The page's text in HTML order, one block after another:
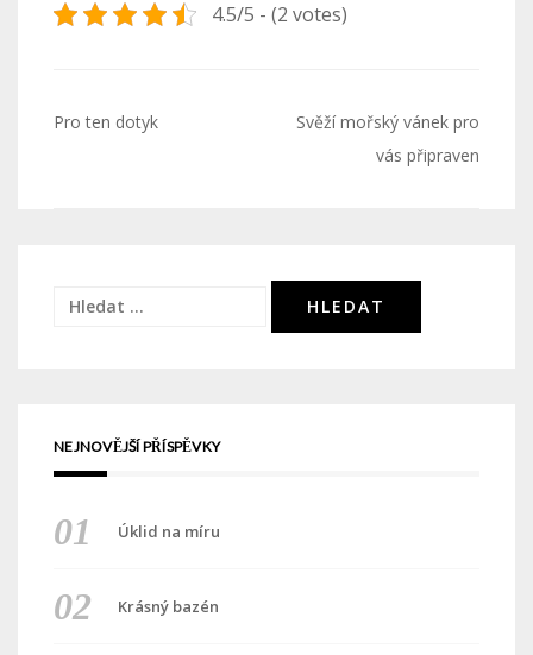
4.5/5 - (2 votes)
Navigace
Pro ten dotyk
Svěží mořský vánek pro
vás připraven
Vyhledávání
NEJNOVĚJŠÍ PŘÍSPĚVKY
Úklid na míru
Krásný bazén